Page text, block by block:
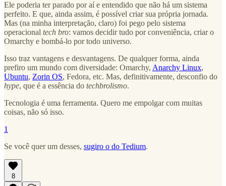
Ele poderia ter parado por aí e entendido que não há um sistema
perfeito. E que, ainda assim, é possível criar sua própria jornada.
Mas (na minha interpretação, claro) foi pego pelo sistema
operacional tech bro: vamos decidir tudo por conveniência, criar o
Omarchy e bombá-lo por todo universo.
Isso traz vantagens e desvantagens. De qualquer forma, ainda
prefiro um mundo com diversidade: Omarchy, Anarchy Linux,
Ubuntu, Zorin OS, Fedora, etc. Mas, definitivamente, desconfio do
hype, que é a essência do techbrolismo.
Tecnologia é uma ferramenta. Quero me empolgar com muitas
coisas, não só isso.
1
Se você quer um desses, sugiro o do Tedium.
8